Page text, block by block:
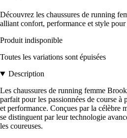
Découvrez les chaussures de running
alliant confort, performance et style
Produit indisponible
Toutes les variations sont épuisées
Description
Les chaussures de running femme
parfait pour les passionnées de course
et performance. Conçues par la célèbre
se distinguent par leur technologie
les coureuses.